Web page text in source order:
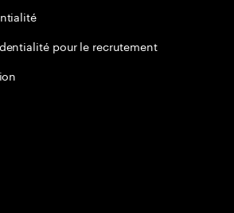
pour le recrutement